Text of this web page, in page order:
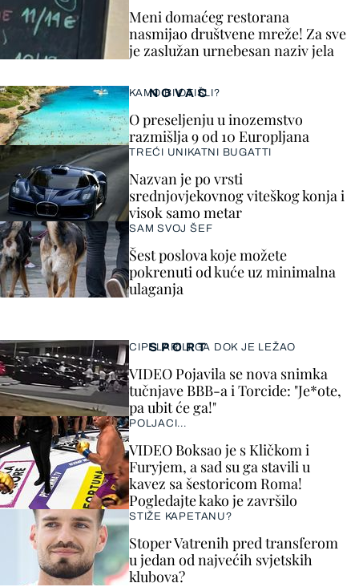
Meni domaćeg restorana
nasmijao društvene mreže! Za sve
je zaslužan urnebesan naziv jela
SPORT
CIPELARILI GA DOK JE LEŽAO
VIDEO Pojavila se nova snimka
tučnjave BBB-a i Torcide: "Je*ote,
pa ubit će ga!"
POLJACI...
VIDEO Boksao je s Kličkom i
Furyjem, a sad su ga stavili u
kavez sa šestoricom Roma!
Pogledajte kako je završilo
STIŽE KAPETANU?
Stoper Vatrenih pred transferom
u jedan od najvećih svjetskih
klubova?
NOVAC
KAMO BI OTIŠLI?
O preseljenju u inozemstvo
razmišlja 9 od 10 Europljana
TREĆI UNIKATNI BUGATTI
Nazvan je po vrsti
srednjovjekovnog viteškog konja i
visok samo metar
SAM SVOJ ŠEF
Šest poslova koje možete
pokrenuti od kuće uz minimalna
ulaganja